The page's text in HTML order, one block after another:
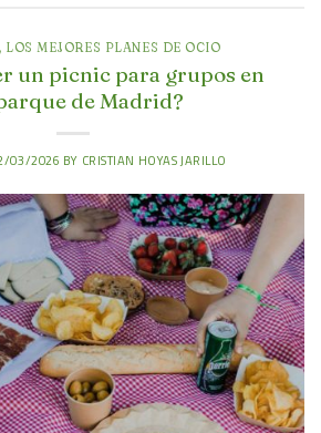
, LOS MEJORES PLANES DE OCIO
un picnic para grupos en
de Madrid?
03/2026 BY CRISTIAN HOYAS JARILLO